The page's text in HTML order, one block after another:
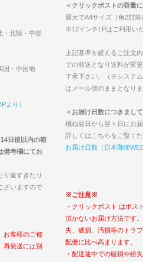
・北陸・中部
国・中国地
より）
日後以内の範
備考欄にてお
遠すぎたり
ざいますので
お客様のご都
再発送には別
＜クリックポストの容量
最大でA4サイズ（角2封
※12インチLPはご利用い
上記基準を超えるご注文
での発送となり送料が変
了承下さい。（※システ
はメール便のままとなり
＜お届け日数につきまし
概ね翌日から翌々日にお届
詳しくはこちらをご覧くだ
お届け日数（日本郵便
※ご注意※
・クリックポスト はポス
頂かないお届け方法です
失、破損、汚損等のトラ
配便に比べ高まります。
・配送途中での破損や紛